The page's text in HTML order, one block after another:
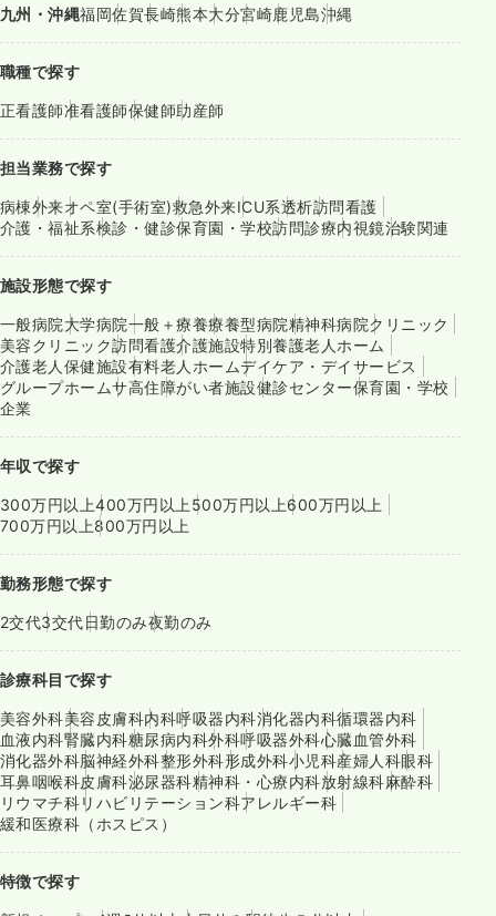
九州・沖縄福岡佐賀長崎熊本大分宮崎鹿児島沖縄
職種で探す
正看護師准看護師保健師助産師
担当業務で探す
病棟外来オペ室(手術室)救急外来ICU系透析訪問看護
介護・福祉系検診・健診保育園・学校訪問診療内視鏡治験関連
施設形態で探す
一般病院大学病院一般＋療養療養型病院精神科病院クリニック
美容クリニック訪問看護介護施設特別養護老人ホーム
介護老人保健施設有料老人ホームデイケア・デイサービス
グループホームサ高住障がい者施設健診センター保育園・学校
企業
年収で探す
300万円以上400万円以上 500万円以上600万円以上
700万円以上800万円以上
勤務形態で探す
2交代3交代日勤のみ夜勤のみ
診療科目で探す
美容外科美容皮膚科内科呼吸器内科消化器内科循環器内科
血液内科腎臓内科糖尿病内科外科呼吸器外科心臓血管外科
消化器外科脳神経外科整形外科形成外科小児科産婦人科眼科
耳鼻咽喉科皮膚科泌尿器科精神科・心療内科放射線科麻酔科
リウマチ科リハビリテーション科アレルギー科
緩和医療科（ホスピス）
特徴で探す